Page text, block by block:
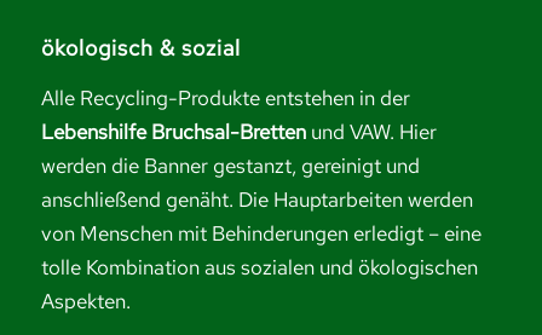
ökologisch & sozial
Alle Recycling-Produkte entstehen in der
Lebenshilfe Bruchsal-Bretten und VAW. Hier
werden die Banner gestanzt, gereinigt und
anschließend genäht. Die Hauptarbeiten werden
von Menschen mit Behinderungen erledigt – eine
tolle Kombination aus sozialen und ökologischen
Aspekten.